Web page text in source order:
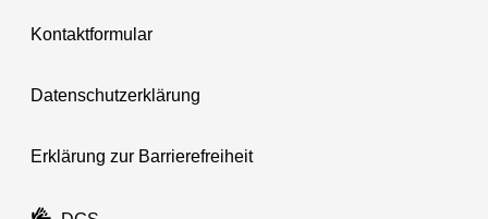
Kontaktformular
Datenschutzerklärung
Erklärung zur Barrierefreiheit